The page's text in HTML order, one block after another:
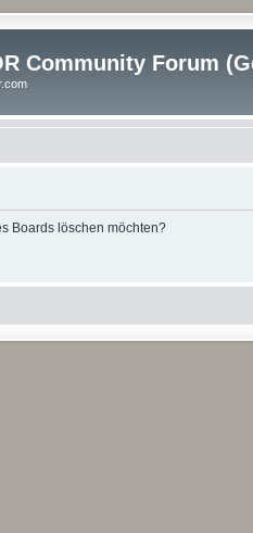
Community Forum
Boards löschen möchten?